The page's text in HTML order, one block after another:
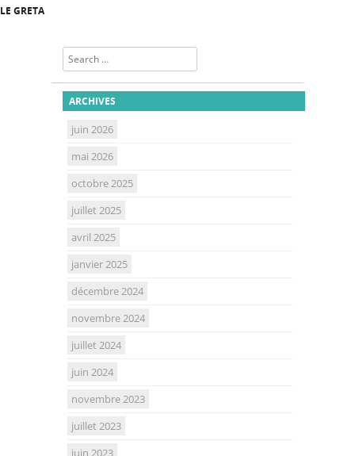
Post navigation
LE GRETA
Search
ARCHIVES
juin 2026
mai 2026
octobre 2025
juillet 2025
avril 2025
janvier 2025
décembre 2024
novembre 2024
juillet 2024
juin 2024
novembre 2023
juillet 2023
juin 2023